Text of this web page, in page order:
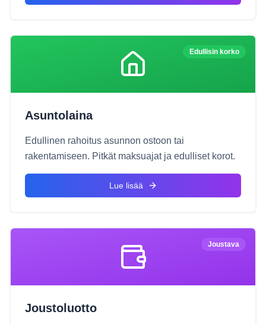
Edullisin korko
Asuntolaina
Edullinen rahoitus asunnon ostoon tai
rakentamiseen. Pitkät maksuajat ja edulliset korot.
Lue lisää
Joustava
Joustoluotto